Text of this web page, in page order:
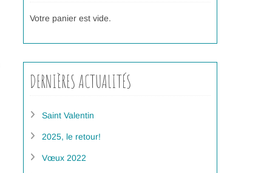
Votre panier est vide.
DERNIÈRES ACTUALITÉS
Saint Valentin
2025, le retour!
Vœux 2022